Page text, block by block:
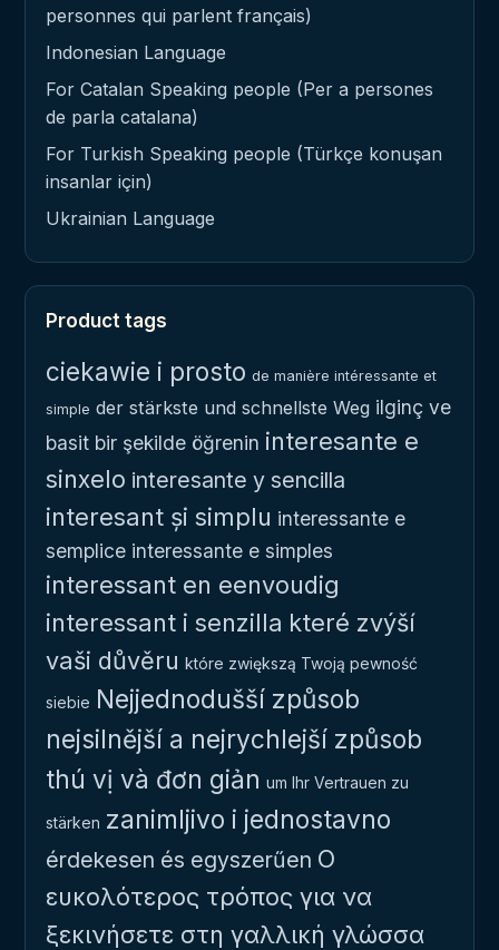
personnes qui parlent français)
Indonesian Language
For Catalan Speaking people (Per a persones
de parla catalana)
For Turkish Speaking people (Türkçe konuşan
insanlar için)
Ukrainian Language
Product tags
ciekawie i prosto de manière intéressante et
simple der stärkste und schnellste Weg ilginç ve
basit bir şekilde öğrenin interesante e
sinxelo interesante y sencilla
interesant și simplu interessante e
semplice interessante e simples
interessant en eenvoudig
interessant i senzilla které zvýší
vaši důvěru które zwiększą Twoją pewność
siebie Nejjednodušší způsob
nejsilnější a nejrychlejší způsob
thú vị và đơn giản um Ihr Vertrauen zu
stärken zanimljivo i jednostavno
érdekesen és egyszerűen Ο
ευκολότερος τρόπος για να
ξεκινήσετε στη γαλλική γλώσσα